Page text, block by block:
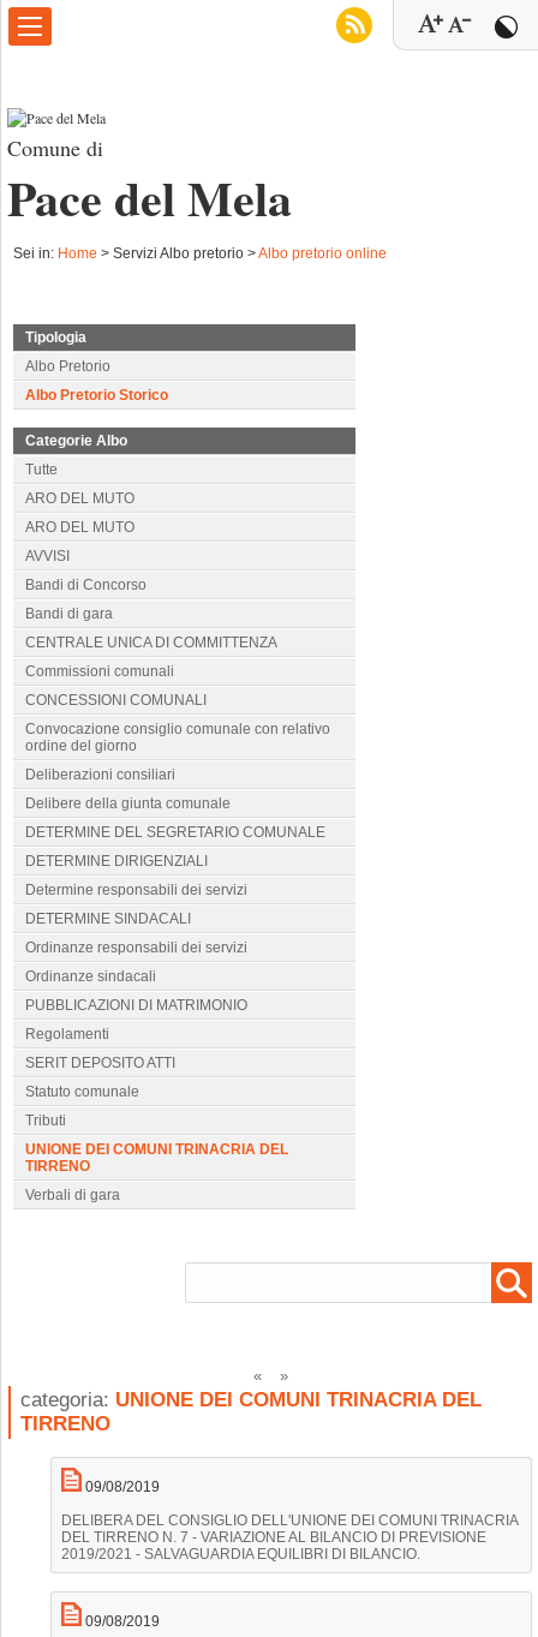
Comune di
Pace del Mela
Sei in: Home > Servizi Albo pretorio >Albo pretorio online
Tipologia
Albo Pretorio
Albo Pretorio Storico
Categorie Albo
Tutte
ARO DEL MUTO
ARO DEL MUTO
AVVISI
Bandi di Concorso
Bandi di gara
CENTRALE UNICA DI COMMITTENZA
Commissioni comunali
CONCESSIONI COMUNALI
Convocazione consiglio comunale con relativo
ordine del giorno
Deliberazioni consiliari
Delibere della giunta comunale
DETERMINE DEL SEGRETARIO COMUNALE
DETERMINE DIRIGENZIALI
Determine responsabili dei servizi
DETERMINE SINDACALI
Ordinanze responsabili dei servizi
Ordinanze sindacali
PUBBLICAZIONI DI MATRIMONIO
Regolamenti
SERIT DEPOSITO ATTI
Statuto comunale
Tributi
UNIONE DEI COMUNI TRINACRIA DEL
TIRRENO
Verbali di gara
categoria: UNIONE DEI COMUNI TRINACRIA DEL
TIRRENO
09/08/2019
DELIBERA DEL CONSIGLIO DELL'UNIONE DEI COMUNI TRINACRIA
DEL TIRRENO N. 7 - VARIAZIONE AL BILANCIO DI PREVISIONE
2019/2021 - SALVAGUARDIA EQUILIBRI DI BILANCIO.
09/08/2019